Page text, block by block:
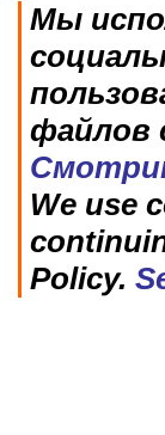
Мы
файлов
We use
Policy.